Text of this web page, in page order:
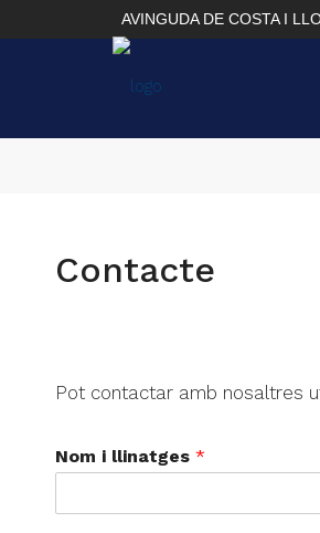
AVINGUDA DE COSTA I
Contacte
Pot contactar amb nosaltres
Nom i llinatges *